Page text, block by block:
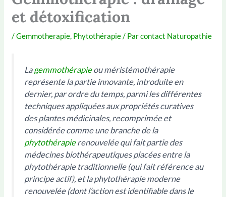
et détoxification
/Gemmotherapie Phytothérapie / Parcontact Naturopathie
Lagemmothérapieou méristémothérapie
représente la partie innovante, introduite en
dernier, par ordre du temps, parmi les différentes
techniques appliquées aux propriétés curatives
des plantes médicinales, recomprimée et
considérée comme une branche de la
phytothérapierenouvelée qui fait partie des
médecines biothérapeutiques placées entre la
phytothérapie traditionnelle (qui fait référence au
principe actif), et la phytothérapie moderne
renouvelée (dont l’action est identifiable dans le